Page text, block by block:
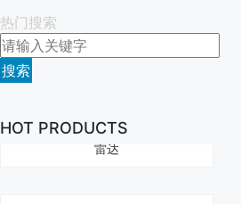
热门搜索
搜索
HOT PRODUCTS
ARS408‐21 77GHz 长距离毫米波